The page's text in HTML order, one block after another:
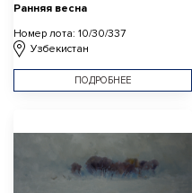
Ранняя весна
Номер лота: 10/30/337
Узбекистан
ПОДРОБНЕЕ